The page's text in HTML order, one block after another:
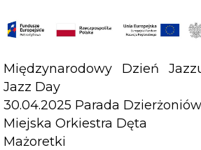
Międzynarodowy Dzień
Jazz Day
30.04.2025 Parada Dzierżoniów
Miejska Orkiestra Dęta
Mażoretki